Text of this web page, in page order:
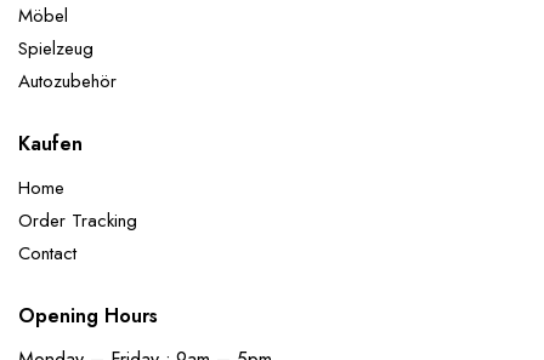
Möbel
Spielzeug
Autozubehör
Kaufen
Home
Order Tracking
Contact
Opening Hours